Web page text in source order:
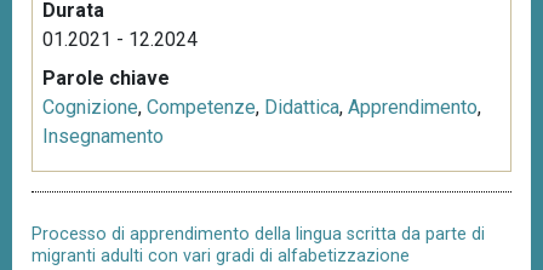
Durata
01.2021 - 12.2024
Parole chiave
Cognizione, Competenze, Didattica, Apprendimento,
Insegnamento
Processo di apprendimento della lingua scritta da parte di
migranti adulti con vari gradi di alfabetizzazione